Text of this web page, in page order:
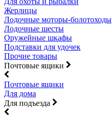
Жерлицы
Лодочные моторы-болотоходы
Лодочные шесты
Оружейные шкафы
Подставки для удочек
Прочие товары
Почтовые ящики
Почтовые ящики
Для дома
Для подъезда